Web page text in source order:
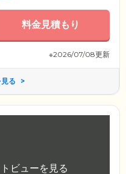
料金見積もり
※2026/07/08更新
る